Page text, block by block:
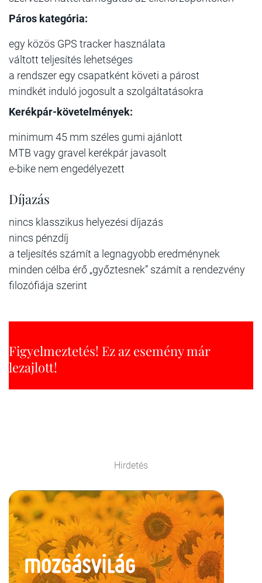
Páros kategória:
egy közös GPS tracker használata
váltott teljesítés lehetséges
a rendszer egy csapatként követi a párost
mindkét induló jogosult a szolgáltatásokra
Kerékpár-követelmények:
minimum 45 mm széles gumi ajánlott
MTB vagy gravel kerékpár javasolt
e-bike nem engedélyezett
Díjazás
nincs klasszikus helyezési díjazás
nincs pénzdíj
a teljesítés számít a legnagyobb eredménynek
minden célba érő „győztesnek” számít a rendezvény
filozófiája szerint
Figyelmeztetés! Ez az esemény már
lezajlott!
Hirdetés